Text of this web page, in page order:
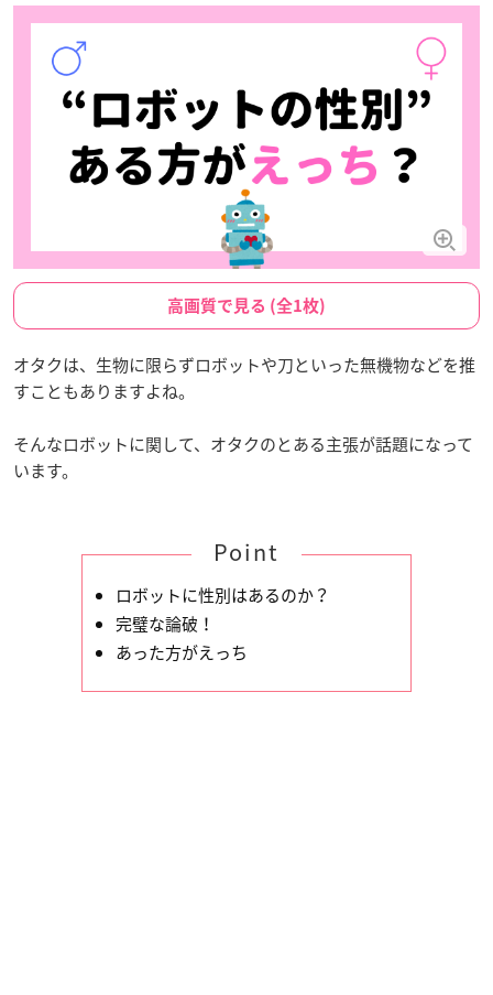
高画質で見る (全1枚)
オタクは、生物に限らずロボットや刀といった無機物などを推
すこともありますよね。
そんなロボットに関して、オタクのとある主張が話題になって
います。
Point
ロボットに性別はあるのか？
完璧な論破！
あった方がえっち